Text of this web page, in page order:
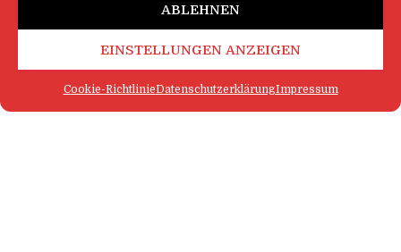
ABLEHNEN
EINSTELLUNGEN ANZEIGEN
Cookie-RichtlinieDatenschutzerklärungImpressum